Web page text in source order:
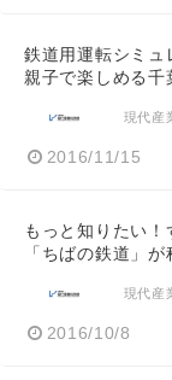
鉄道用運転シミュ
親子で楽しめる千
現代産
2016/11/15
もっと知りたい！
「ちばの鉄道」
現代産
2016/10/8